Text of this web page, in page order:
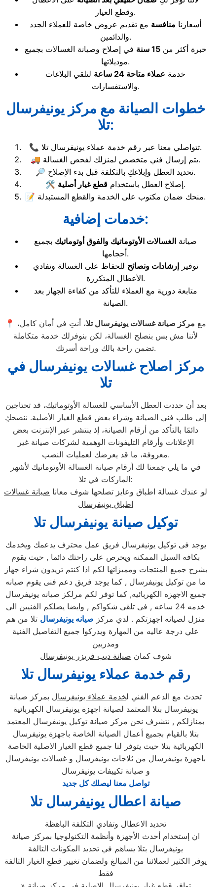
وقطع الغيار.
أسعارنا منافسة مع تقديم عروض خاصة للعملاء الجدد
والدائمين.
خبرة أكثر من15 سنة
في إصلاح وصيانة الغسالات بجميع
موديلاتها.
خدمة عملاء متاحة 24 ساعة
لتلقي البلاغات
والاستفسارات.
خطوات الصيانة مع مركز يونيفرسال
تلا:
📞 تتواصلي معنا عبر رقم خدمة عملاء يونيفرسال تلا.
🚚 يتم إرسال فني متخصص لمنزلك لفحص الغسالة.
🔎 تحديد العطل وإبلاغكِ بالتكلفة قبل بدء الإصلاح.
🛠️ إصلاح العطل باستخدام قطع غيار أصلية
.
📝 منحك ضمان مكتوب على الخدمة والقطع المستبدلة.
خدمات إضافية:
صيانة الغسالات الأوتوماتيك والفوق أوتوماتيك بجميع
أحجامها.
توفيرإرشادات ونصائح للحفاظ على الغسالة وتفادي
الأعطال المتكررة.
متابعة دورية مع العملاء للتأكد من كفاءة الجهاز بعد
الصيانة.
📍 مع مركز صيانة غسالات يونيفرسال تلا، أنتِ في أمان كامل،
لأننا مش بس بنصلح الغسالة، لكن بنوفرلك خدمة متكاملة
تضمن راحة بالك وراحة أسرتك.
مركز اصلاح غسالات يونيفرسال في
تلا
بعد أن حددت العطل الأساسي للغسالة الأوتوماتيك، قد تحتاجين
إلى طلب فني الصيانة وشراء بعض قطع الغيار الأصلية. ننصحكِ
دائمًا بالتأكد من أرقام الصيانة، إذ ينتشر عبر الإنترنت بعض
الإعلانات وأرقام التليفونات الوهمية لشركات صيانة غير
معروفة، ما قد يعرضك لعمليات النصب.
في ما يلي جمعنا لك أرقام صيانة الغسالة الأوتوماتيك لأشهر
الماركات في تلا:
لو عندك غسالة اطباق وعايز تصلحها شوف معانا صيانة غسالات
اطباق يونيفرسال
توكيل صيانة يونيفرسال تلا
يوجد فى توكيل يونيفرسال فريق عمل محترف يدعمك ويخدمك
بكافه السبل الممكنه ويحرص على راحتك دائما , حيث يقوم
بشرح جميع المنتجات ومميزاتها لكم اذا كنتم تريدون شراء جهاز
ما من توكيل يونيفرسال , كما يوجد فريق دعم فنى يقوم صيانه
جميع الاجهزه الكهربائيه, كما توفر لكم مرلكز صيانه يونيفرسال
خدمه 24 ساعه , فى تلقى شكواكم , وايضا يصلكم الفنيين الى
منزل لصيانه اجهزتكم . لدي مركز صيانه يونيفرسال تلا من هم
علي درجة عاليه من المهارة ويدركوا جميع التفاصيل الفنية
ومدربين
شوف كمان صيانة ديب فريزر يونيفرسال
رقم خدمة عملاء يونيفرسال تلا
تحدث مع الدعم الفني لخدمة عملاء يونيفرسال بمركز صيانة
يونيفرسال بتلا المعتمد لصيانة اجهزة يونيفرسال الكهربائية
بمنازلكم , نتشرف نحن مركز صيانة توكيل يونيفرسال المعتمد
بتلا بالقيام بجميع أعمال الصيانة الخاصة باجهزة يونيفرسال
الكهربائية بتلا حيث يتوفر لنا جميع قطع الغيار الاصلية الخاصة
باجهزة يونيفرسال من ثلاجات يونيفرسال و غسالات يونيفرسال
و صيانة تكييفات يونيفرسال
تواصل معنا ليصلك كل جديد
صيانة اعطال يونيفرسال تلا
تحديد الاعطال وتفادي التكلفة الباهظة
ان إستخدام أحدث الأجهزة وأنظمة التكنولوجيا بمركز صيانة
يونيفرسال بتلا يساهم في تحديد المكونات التالفة
يوفر الكثير لعملائنا من المبالغ ولضمان تغيير قطع الغيار التالفة
فقط